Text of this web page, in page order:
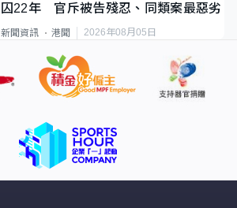
囚22年 官斥被告殘忍、同類案最惡劣
新聞資訊 港聞 2026年08月05日